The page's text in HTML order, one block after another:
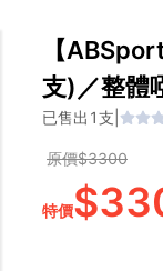
【
支)／整體
已售出 1支
原價$3300
特價$